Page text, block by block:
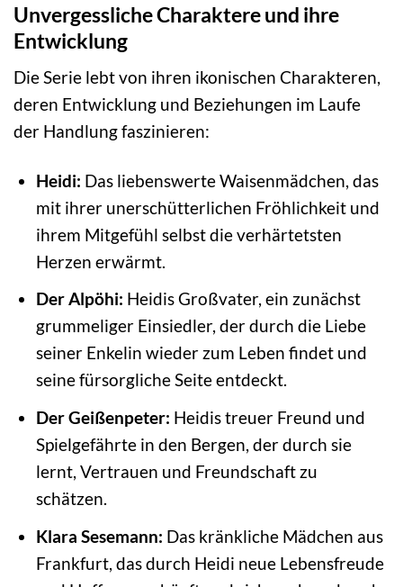
Unvergessliche Charaktere und ihre
Entwicklung
Die Serie lebt von ihren ikonischen Charakteren,
deren Entwicklung und Beziehungen im Laufe
der Handlung faszinieren:
Heidi: Das liebenswerte Waisenmädchen, das
mit ihrer unerschütterlichen Fröhlichkeit und
ihrem Mitgefühl selbst die verhärtetsten
Herzen erwärmt.
Der Alpöhi: Heidis Großvater, ein zunächst
grummeliger Einsiedler, der durch die Liebe
seiner Enkelin wieder zum Leben findet und
seine fürsorgliche Seite entdeckt.
Der Geißenpeter: Heidis treuer Freund und
Spielgefährte in den Bergen, der durch sie
lernt, Vertrauen und Freundschaft zu
schätzen.
Klara Sesemann: Das kränkliche Mädchen aus
Frankfurt, das durch Heidi neue Lebensfreude